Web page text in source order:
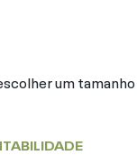
um